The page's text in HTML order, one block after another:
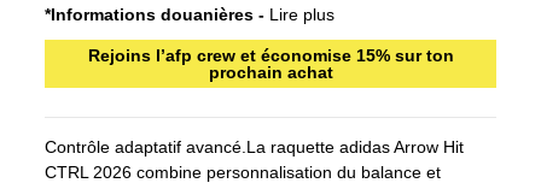
*Informations douanières - Lire plus
Rejoins l’afp crew et économise 15% sur ton
prochain achat
Contrôle adaptatif avancé.La raquette adidas Arrow Hit
CTRL 2026 combine personnalisation du balance et